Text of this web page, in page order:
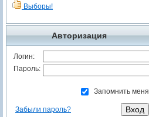
Выборы!
Авторизация
Логин:
Пароль:
Запомнить меня
Забыли пароль?